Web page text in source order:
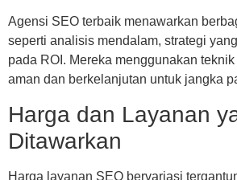
Agensi SEO terbaik menawarkan
seperti analisis mendalam, strategi
pada ROI. Mereka menggunakan
aman dan berkelanjutan untuk jangka
Harga dan Layanan
Ditawarkan
Harga layanan SEO bervariasi